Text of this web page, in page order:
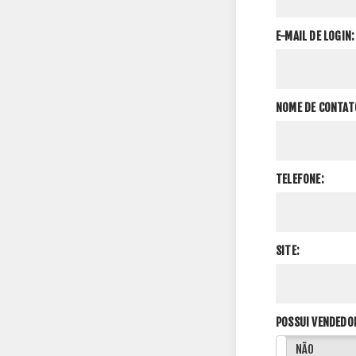
E-MAIL DE LOGIN:
NOME DE
TELEFONE:
SITE:
POSSUI
NÃO